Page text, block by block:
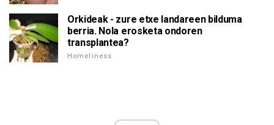
Orkideak - zure etxe landareen bilduma
berria. Nola erosketa ondoren
transplantea?
Homeliness